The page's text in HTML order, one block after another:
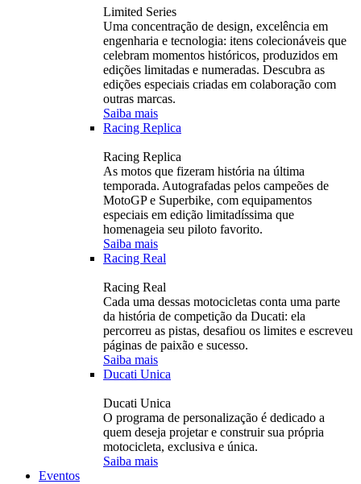
Limited Series
Uma concentração de design, excelência em
engenharia e tecnologia: itens colecionáveis ​​que
celebram momentos históricos, produzidos em
edições limitadas e numeradas. Descubra as
edições especiais criadas em colaboração com
outras marcas.
Saiba mais
Racing Replica
Racing Replica
As motos que fizeram história na última
temporada. Autografadas pelos campeões de
MotoGP e Superbike, com equipamentos
especiais em edição limitadíssima que
homenageia seu piloto favorito.
Saiba mais
Racing Real
Racing Real
Cada uma dessas motocicletas conta uma parte
da história de competição da Ducati: ela
percorreu as pistas, desafiou os limites e escreveu
páginas de paixão e sucesso.
Saiba mais
Ducati Unica
Ducati Unica
O programa de personalização é dedicado a
quem deseja projetar e construir sua própria
motocicleta, exclusiva e única.
Saiba mais
Eventos